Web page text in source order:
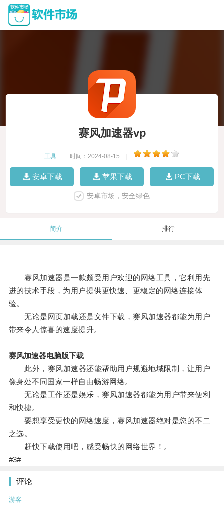
赛风加速器vp
工具 时间：2024-08-15
安卓下载 苹果下载 PC下载
安卓市场，安全绿色
简介 排行
赛风加速器是一款颇受用户欢迎的网络工具，它利用先
进的技术手段，为用户提供更快速、更稳定的网络连接体
验。
无论是网页加载还是文件下载，赛风加速器都能为用户
带来令人惊喜的速度提升。
赛风加速器电脑版下载
此外，赛风加速器还能帮助用户规避地域限制，让用户
像身处不同国家一样自由畅游网络。
无论是工作还是娱乐，赛风加速器都能为用户带来便利
和快捷。
要想享受更快的网络速度，赛风加速器绝对是您的不二
之选。
赶快下载使用吧，感受畅快的网络世界！。
#3#
评论
游客